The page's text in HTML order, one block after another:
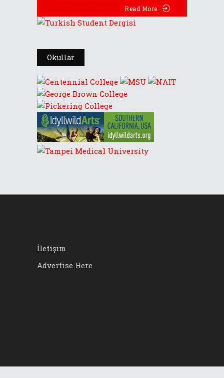
Read More
Okullar
İletişim
Advertise Here